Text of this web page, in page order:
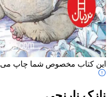
این کتاب مخصوص شما چاپ